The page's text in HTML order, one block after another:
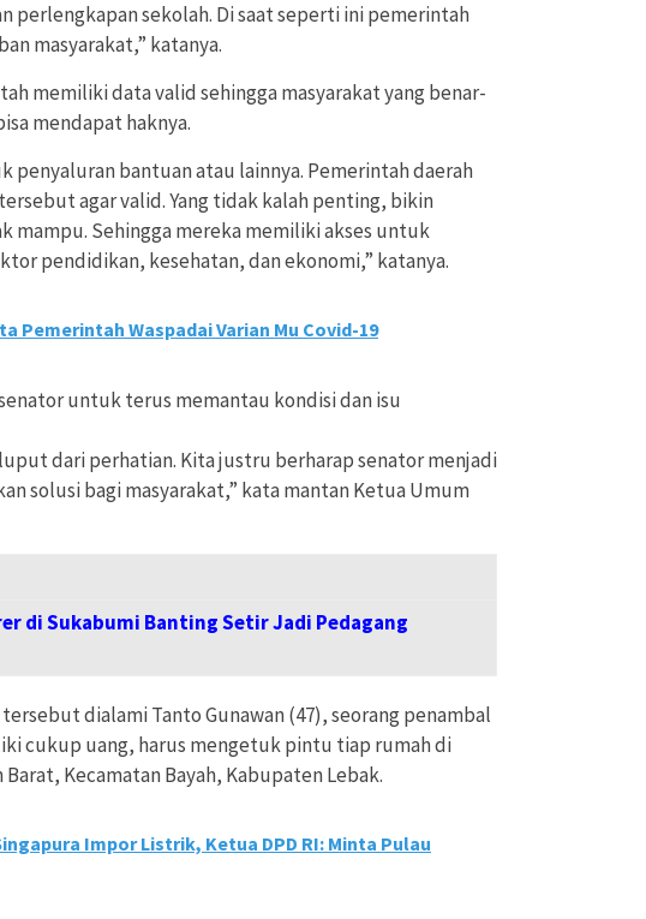
perlengkapan sekolah. Di saat seperti ini pemerintah
masyarakat,” katanya.
memiliki data valid sehingga masyarakat yang benar-
mendapat haknya.
penyaluran bantuan atau lainnya. Pemerintah daerah
agar valid. Yang tidak kalah penting, bikin
mampu. Sehingga mereka memiliki akses untuk
pendidikan, kesehatan, dan ekonomi,” katanya.
Pemerintah Waspadai Varian Mu Covid-19
untuk terus memantau kondisi dan isu
dari perhatian. Kita justru berharap senator menjadi
solusi bagi masyarakat,” kata mantan Ketua Umum
di Sukabumi Banting Setir Jadi Pedagang
dialami Tanto Gunawan (47), seorang penambal
cukup uang, harus mengetuk pintu tiap rumah di
Kecamatan Bayah, Kabupaten Lebak.
Impor Listrik, Ketua DPD RI: Minta Pulau